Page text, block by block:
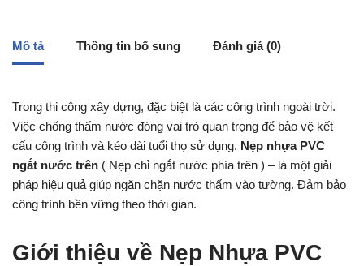
Mô tả Thông tin bổ sung Đánh giá (0)
Trong thi công xây dựng, đặc biệt là các công trình ngoài trời.
Việc chống thấm nước đóng vai trò quan trọng để bảo vệ kết
cấu công trình và kéo dài tuổi thọ sử dụng. Nẹp nhựa PVC
ngắt nước trên ( Nẹp chỉ ngắt nước phía trên ) – là một giải
pháp hiệu quả giúp ngăn chặn nước thấm vào tường. Đảm bảo
công trình bền vững theo thời gian.
Giới thiệu về Nẹp Nhựa PVC